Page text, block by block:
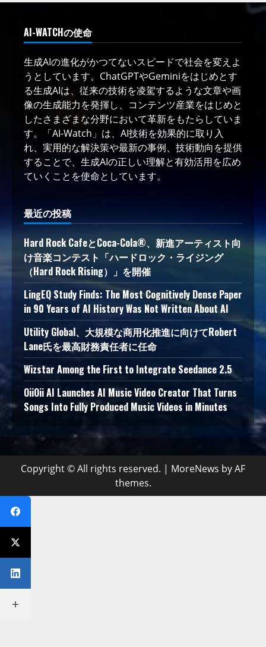
AI-WATCHの使命
生成AIの進化がかつてないスピードで社会を変えよ
うとしています。ChatGPTやGeminiをはじめとす
る生成AIは、従来の技術を凌駕するような文章や画
像の生成能力を発揮し、コンテンツ産業をはじめと
したさまざまな分野において革新をもたらしていま
す。「AI-Watch」は、AI技術を効果的に取り入
れ、実用的な解決策や最新の事例、技術動向を提供
することで、生成AIの正しい理解と有効活用を広め
ていくことを使命としています。
最近の投稿
Hard Rock CafeとCoca-Cola®、新進アーティスト向
け音楽コンテスト「ハードロック・ライジング
（Hard Rock Rising）」を開催
LingEQ Study Finds: The Most Cognitively Dense Paper
in 90 Years of AI History Was Not Written About AI
Utility Global、大規模な商用化推進に向けてRobert
Lane氏を最高財務責任者に任命
Wizstar Among the First to Integrate Seedance 2.5
OiiOii AI Launches AI Music Video Creator That Turns
Songs Into Fully Produced Music Videos in Minutes
Copyright © All rights reserved. | MoreNews by AF
themes.